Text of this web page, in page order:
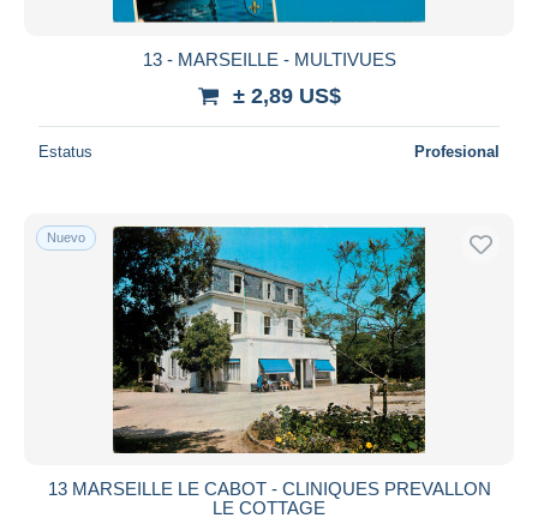
13 - MARSEILLE - MULTIVUES
± 2,89 US$
Estatus Profesional
Nuevo
13 MARSEILLE LE CABOT - CLINIQUES PREVALLON
LE COTTAGE